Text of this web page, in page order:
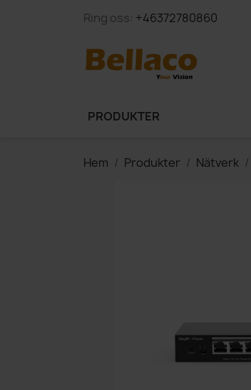
Ring oss: +46372780860
PRODUKTER
Hem Produkter Nätverk